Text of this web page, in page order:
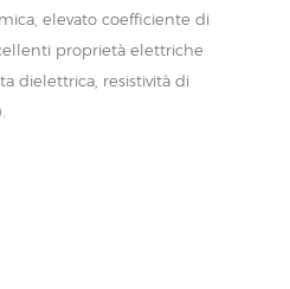
elevato coefficiente di
proprietà elettriche
dielettrica, resistività di